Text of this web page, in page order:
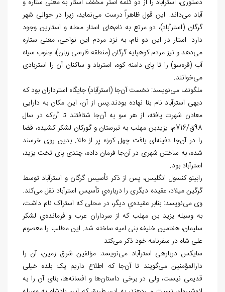
دستوری، استرآباد را از دو کلمه استر مخفف استار به معنی ستاره و
آباد می‌داند. این قول ظاهراً درست می‌نماید، زیرا در حوالی شهر
گرگان (استرآباد)، دو مرتع به نام‌های استار محله و استارین وجود
دارد. استار در این دو نام، به نزد مردم این نواحی، معنی ستاره
می‌دهد و نیز مردم کوهپایه گرگان (منطقه فارسی زبان)، جنوب سیاه
آب (قرهسو) را تا پای دامنه کوه، استرباد و ساکنان آن را استربادی
می‌خوانند.
ملگونف می‌نویسد: نخست آنجا (استرآباد) جایگاه استرداران بود که
دیهی استرآباد نام بنا نهاده بودند.پس از آن، این مکان به دارایی
معادن شهرت یافته، از هر سو به آنجا شتافتند تا آنکه در سال
98ق/716م، یزیدبن مهلب به تبرستان و گورکان لشکر کشیده، قضا
را در آنجا دفینه‌ای یافت چهل کوزه پر از طلا. بدین روی خرسند
شده، به ساختن شهری در آنجا فرمان داده، چندی پای تخت یزید،
استرآباد بود.
رابینو کنسول انگلیس، پس از ذکر تأسیس گرگان و استرآباد توسط
گرگین میلاد، عقیده دیگری را دربارهي تأسیس استرآباد نقل می‌کند.
وی می‌نویسد: بنابر عقیدهي دیگر، در محلی که استراک نام داشت،
به وسیله یزید بن مهلب که از سرداران عرب و فرماندهي لشکر
سلیمان، هفتمین خلیفه بنی امیه ساخته شد. این مطلب را معصوم
علی شاه در سفرنامه خود ذکر می‌کند.
سایکس دربارهی استرآباد می‌نویسد: مؤلفین شرق زمین، آن را
دارالمؤمنین می‌گویند تا آنجا که اطلاع داریم یک بلده خیلی
قدیمی نیست، ولی در برخی داستان‌ها و افسانه‌ها، بنای آن را به